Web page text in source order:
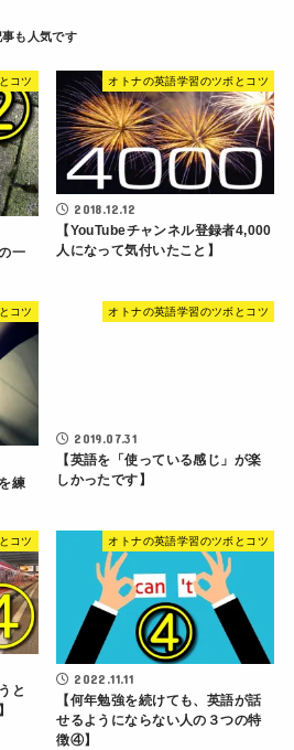
コツ
一
オトナの英語学習のツボとコツ
2018.12.12
【YouTubeチャンネル登録者4,000
人になって気付いたこと】
コツ
練
オトナの英語学習のツボとコツ
2019.07.31
【英語を「使っている感じ」が楽
しかったです】
コツ
と
オトナの英語学習のツボとコツ
2022.11.11
【何年勉強を続けても、英語が話
せるようにならない人の３つの特
徴④】